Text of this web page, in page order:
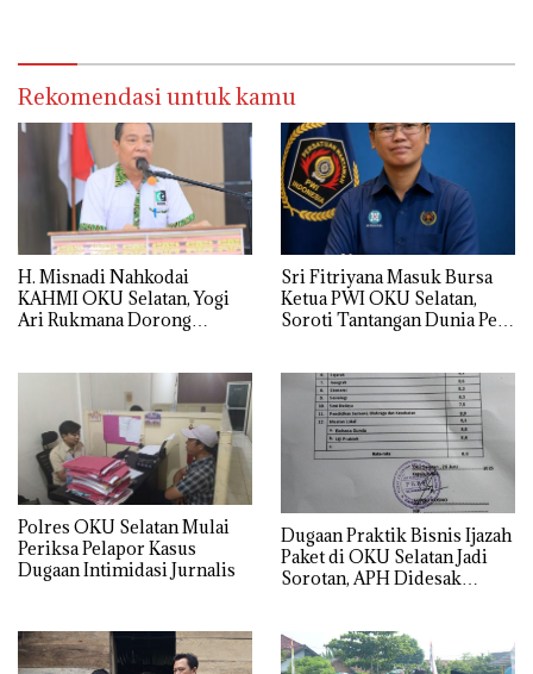
Rekomendasi untuk kamu
H. Misnadi Nahkodai
KAHMI OKU Selatan, Yogi
Ari Rukmana Dorong
Sri Fitriyana Masuk Bursa
Ketua PWI OKU Selatan,
Soroti Tantangan Dunia Pers
Polres OKU Selatan Mulai
Periksa Pelapor Kasus
Dugaan Intimidasi Jurnalis
Dugaan Praktik Bisnis Ijazah
Paket di OKU Selatan Jadi
Sorotan, APH Didesak